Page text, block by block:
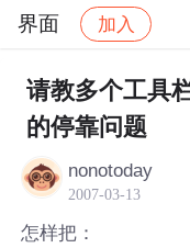
界面 加入
社区 界面 帖
请教多个工具
的停靠问题
nonotoday
2007-03-13
怎样把：